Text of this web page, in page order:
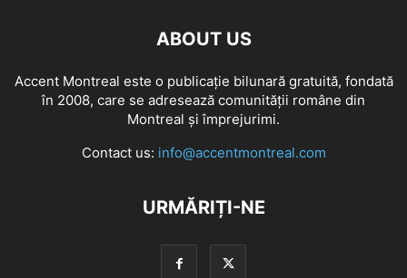
ABOUT US
Accent Montreal este o publicație bilunară gratuită, fondată
în 2008, care se adresează comunităţii române din
Montreal şi împrejurimi.
Contact us: info@accentmontreal.com
URMĂRIȚI-NE